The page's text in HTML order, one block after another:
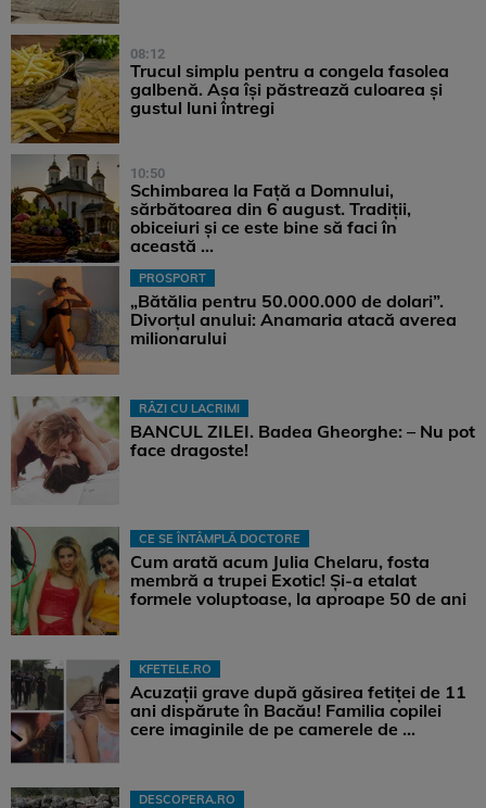
08:12
Trucul simplu pentru a congela fasolea
galbenă. Așa își păstrează culoarea și
gustul luni întregi
10:50
Schimbarea la Față a Domnului,
sărbătoarea din 6 august. Tradiții,
obiceiuri și ce este bine să faci în
această ...
PROSPORT
„Bătălia pentru 50.000.000 de dolari”.
Divorțul anului: Anamaria atacă averea
milionarului
RÂZI CU LACRIMI
BANCUL ZILEI. Badea Gheorghe: – Nu pot
face dragoste!
CE SE ÎNTÂMPLĂ DOCTORE
Cum arată acum Julia Chelaru, fosta
membră a trupei Exotic! Și-a etalat
formele voluptoase, la aproape 50 de ani
KFETELE.RO
Acuzații grave după găsirea fetiței de 11
ani dispărute în Bacău! Familia copilei
cere imaginile de pe camerele de ...
DESCOPERA.RO